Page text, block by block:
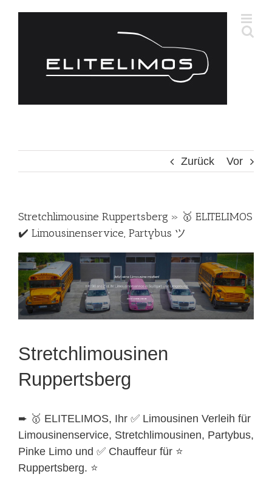
Zurück Vor
Stretchlimousine Ruppertsberg » 🥇 ELITELIMOS
✔️ Limousinenservice, Partybus ツ
Stretchlimousinen
Ruppertsberg
➨ 🥇 ELITELIMOS, Ihr ✅ Limousinen Verleih für
Limousinenservice, Stretchlimousinen, Partybus,
Pinke Limo und ✅ Chauffeur für ⭐
Ruppertsberg. ⭐